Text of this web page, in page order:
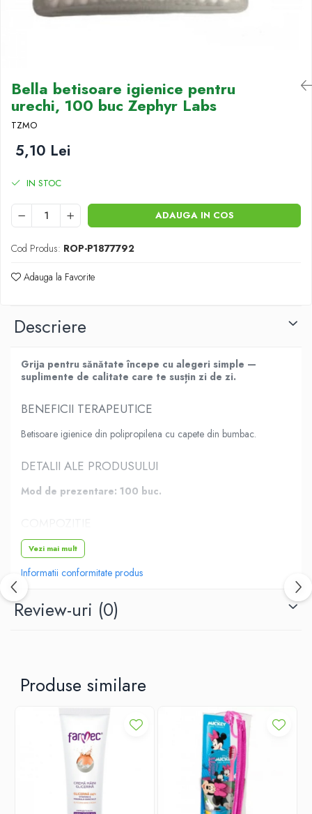
Antioxidanti
Bella betisoare igienice pentru
urechi, 100 buc Zephyr Labs
TZMO
5,10 Lei
IN STOC
ADAUGA IN COS
Cod Produs: ROP-P1877792
Adauga la Favorite
Descriere
Grija pentru sănătate începe cu alegeri simple —
suplimente de calitate care te susțin zi de zi.
BENEFICII TERAPEUTICE
Betisoare igienice din polipropilena cu capete din bumbac.
DETALII ALE PRODUSULUI
Mod de prezentare: 100 buc.
MOD DE ADMINISTRARE
-
Vezi mai mult
Informatii conformitate produs
Review-uri (0)
Produse similare